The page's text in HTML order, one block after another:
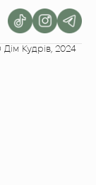
Кудрів, 2024